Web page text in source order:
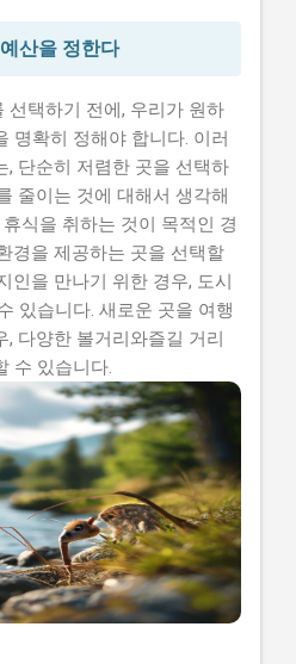
산을 정한다
선택하기 전에, 우리가 원하
명확히 정해야 합니다. 이러
, 단순히 저렴한 곳을 선택하
줄이는 것에 대해서 생각해
식을 취하는 것이 목적인 경
경을 제공하는 곳을 선택할
인을 만나기 위한 경우, 도시
있습니다. 새로운 곳을 여행
다양한 볼거리와즐길 거리
수 있습니다.